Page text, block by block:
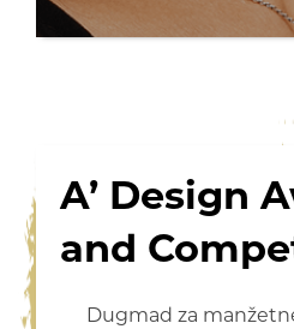
A’ Design
and
Dugmad za